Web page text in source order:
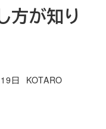
方が知り
日
著
KOTARO